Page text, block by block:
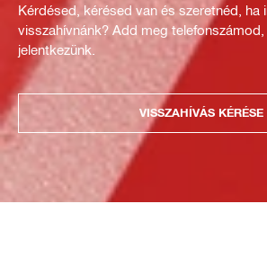
Kérdésed, kérésed van és szeretnéd, ha
visszahívnánk? Add meg
jelentkezünk.
VISSZAHÍVÁS KÉRÉSE